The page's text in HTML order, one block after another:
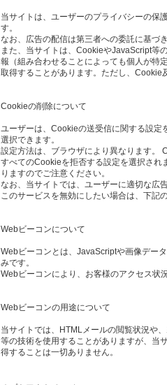
当サイトは、ユーザーのプライバシーの保
す。
なお、広告の配信は第三者への委託に基づ
また、当サイトは、CookieやJavaScript等
報（組み合わせることによっても個人が特
取得することがあります。ただし、Cookie
Cookieの削除について
ユーザーは、Cookieの送受信に関する設
選択できます。
設定方法は、ブラウザにより異なります。
すべてのCookieを拒否する設定を選択され
りますのでご注意ください。
なお、当サイトでは、ユーザーに適切な広
このサービスを無効にしたい場合は、下記
Webビーコンについて
Webビーコンとは、JavaScriptや画像デー
みです。
Webビーコンにより、お客様のアクセス状
Webビーコンの用途について
当サイトでは、HTMLメールの閲覧状況や
等の技術を使用することがありますが、当
得することは一切ありません。